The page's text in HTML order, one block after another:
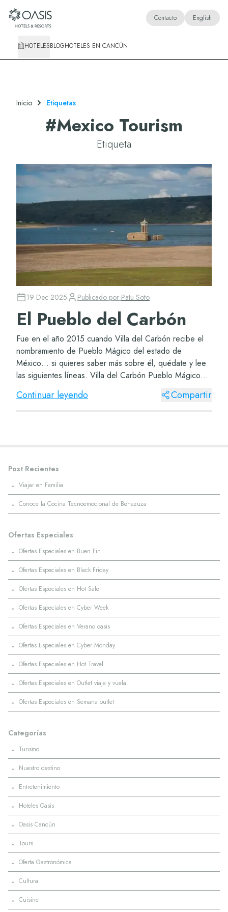
Oasis Hotels & Resorts Contacto English
HOTELESBLOGHOTELES EN CANCÚN
Inicio Etiquetas
#Mexico Tourism
Etiqueta
19 Dec 2025 Publicado por Patu Soto
El Pueblo del Carbón
Fue en el año 2015 cuando Villa del Carbón recibe el
nombramiento de Pueblo Mágico del estado de
México… si quieres saber más sobre él, quédate y lee
las siguientes líneas. Villa del Carbón Pueblo Mágico
Sabrás que México está lleno de pueblos...
Continuar leyendo Compartir
Post Recientes
· Viajar en Familia
· Conoce la Cocina Tecnoemocional de Benazuza
Ofertas Especiales
· Ofertas Especiales en Buen Fin
· Ofertas Especiales en Black Friday
· Ofertas Especiales en Hot Sale
· Ofertas Especiales en Cyber Week
· Ofertas Especiales en Verano oasis
· Ofertas Especiales en Cyber Monday
· Ofertas Especiales en Hot Travel
· Ofertas Especiales en Outlet viaja y vuela
· Ofertas Especiales en Semana outlet
Categorías
· Turismo
· Nuestro destino
· Entretenimiento
· Hoteles Oasis
· Oasis Cancún
· Tours
· Oferta Gastronómica
· Cultura
· Cuisine